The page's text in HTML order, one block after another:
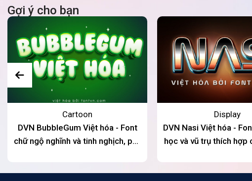
Gợi ý cho bạn
Cartoon
DVN BubbleGum Việt hóa - Font
chữ ngộ nghĩnh và tinh nghịch, phù
Display
DVN Nasi Việt hóa -
học và vũ trụ thích hợp